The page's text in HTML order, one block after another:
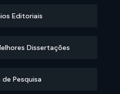
Editoriais
Dissertações
Pesquisa